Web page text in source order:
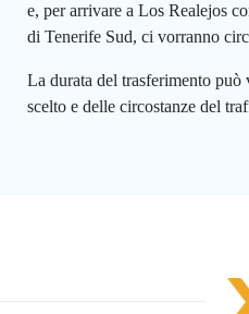
e, per arrivare a Los Realejos
di Tenerife Sud, ci vorranno
La durata del trasferimento può
scelto e delle circostanze del